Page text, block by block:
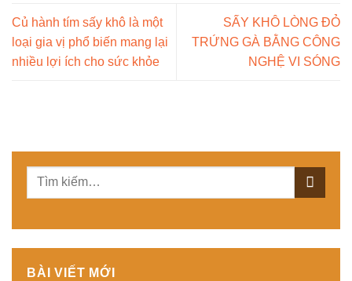
Củ hành tím sấy khô là một
loại gia vị phổ biến mang lại
nhiều lợi ích cho sức khỏe
SẤY KHÔ LÒNG ĐỎ
TRỨNG GÀ BẰNG CÔNG
NGHỆ VI SÓNG
BÀI VIẾT MỚI